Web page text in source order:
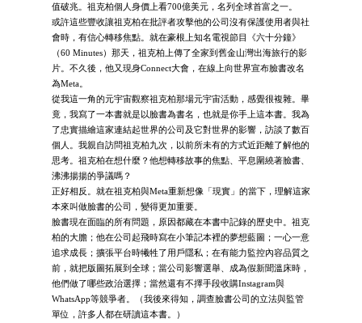
值破兆。祖克柏個人身價上看700億美元，名列全球首富之一。
或許這些豐收讓祖克柏在批評者攻擊他的公司沒有保護使用者與社
會時，有信心轉移焦點。就在豪根上知名電視節目《六十分鐘》
（60 Minutes）那天，祖克柏上傳了全家到舊金山灣出海旅行的影
片。不久後，他又現身Connect大會，在線上向世界宣布臉書改名
為Meta。
從我這一角的元宇宙觀察祖克柏那場元宇宙活動，感覺很複雜。畢
竟，我寫了一本書就是以臉書為書名，也就是你手上這本書。我為
了忠實描繪這家連結起世界的公司及它對世界的影響，訪談了數百
個人。我親自訪問祖克柏九次，以前所未有的方式近距離了解他的
思考。祖克柏在想什麼？他想轉移故事的焦點、平息圍繞著臉書、
沸沸揚揚的爭議嗎？
正好相反。就在祖克柏與Meta重新想像「現實」的當下，理解這家
本來叫做臉書的公司，變得更加重要。
臉書現在面臨的所有問題，原因都藏在本書中記錄的歷史中。祖克
柏的大膽；他在公司起飛時寫在小筆記本裡的夢想藍圖；一心一意
追求成長；擴張平台時犧牲了用戶隱私；在有能力監控內容品質之
前，就把版圖拓展到全球；當公司影響選舉、成為假新聞溫床時，
他們做了哪些政治選擇；當然還有不擇手段收購Instagram與
WhatsApp等競爭者。（我後來得知，調查臉書公司的立法與監管
單位，許多人都在研讀這本書。）